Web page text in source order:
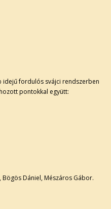
fordulós svájci rendszerben
pontokkal együtt:
Bögös Dániel, Mészáros Gábor.